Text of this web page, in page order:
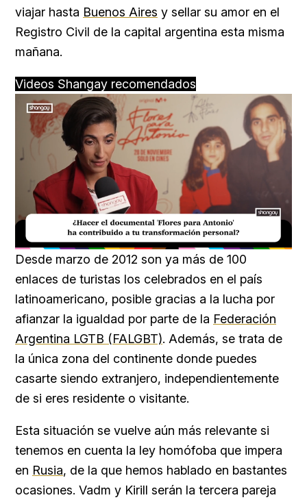
viajar hasta Buenos Aires y sellar su amor en el
Registro Civil de la capital argentina esta misma
mañana.
Videos Shangay recomendados
Unmute Loaded:
20.99%
Desde marzo de 2012 son ya más de 100
enlaces de turistas los celebrados en el país
latinoamericano, posible gracias a la lucha por
afianzar la igualdad por parte de la Federación
Argentina LGTB (FALGBT). Además, se trata de
la única zona del continente donde puedes
casarte siendo extranjero, independientemente
de si eres residente o visitante.
Esta situación se vuelve aún más relevante si
tenemos en cuenta la ley homófoba que impera
en Rusia, de la que hemos hablado en bastantes
ocasiones. Vadm y Kirill serán la tercera pareja